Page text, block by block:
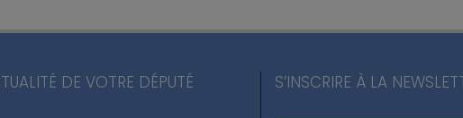
DE VOTRE DÉPUTÉ S’INSCRIRE À LA